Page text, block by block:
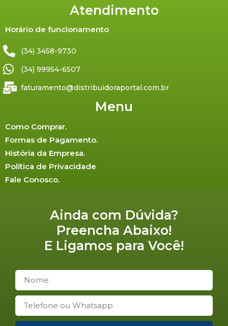
Atendimento
Horário de funcionamento
(34) 3458-9730
(34) 99954-6507
faturamento@distribuidoraportal.com.br
Menu
Como Comprar.
Formas de Pagamento.
História da Empresa.
Política de Privacidade
Fale Conosco.
Ainda com Dúvida?
Preencha Abaixo!
E Ligamos para Você!